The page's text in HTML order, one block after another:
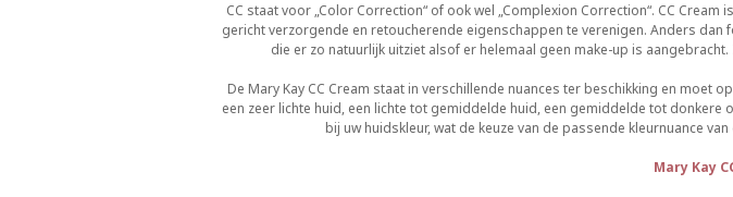
CC staat voor „Color Correction“ of ook wel „Complexion Correction“. CC
gericht verzorgende en retoucherende eigenschappen te verenigen. Anders
die er zo natuurlijk uitziet alsof er helemaal geen make-up is
De Mary Kay CC Cream staat in verschillende nuances ter beschikking en moet
een zeer lichte huid, een lichte tot gemiddelde huid, een gemiddelde tot donkere
bij uw huidskleur, wat de keuze van de passende kleurnuance
Mary Kay